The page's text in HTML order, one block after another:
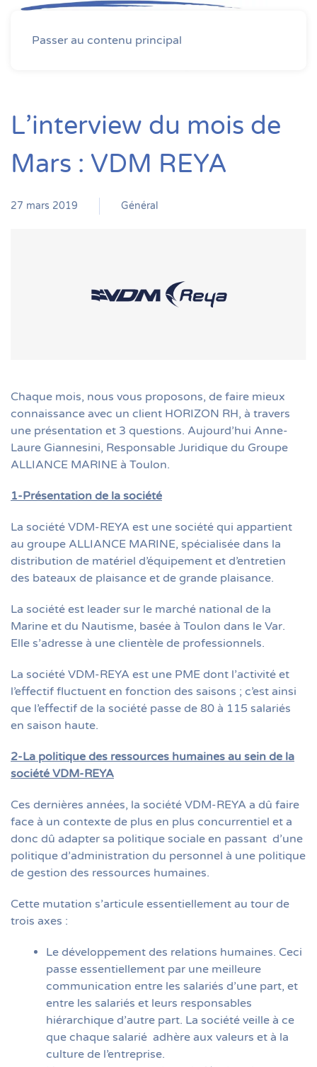
Passer au contenu principal
L’interview du mois de
Mars : VDM REYA
27 mars 2019 Général
Chaque mois, nous vous proposons, de faire mieux
connaissance avec un client HORIZON RH, à travers
une présentation et 3 questions. Aujourd’hui Anne-
Laure Giannesini, Responsable Juridique du Groupe
ALLIANCE MARINE à Toulon.
1-Présentation de la société
La société VDM-REYA est une société qui appartient
au groupe ALLIANCE MARINE, spécialisée dans la
distribution de matériel d’équipement et d’entretien
des bateaux de plaisance et de grande plaisance.
La société est leader sur le marché national de la
Marine et du Nautisme, basée à Toulon dans le Var.
Elle s’adresse à une clientèle de professionnels.
La société VDM-REYA est une PME dont l’activité et
l’effectif fluctuent en fonction des saisons ; c’est ainsi
que l’effectif de la société passe de 80 à 115 salariés
en saison haute.
2-La politique des ressources humaines au sein de la
société VDM-REYA
Ces dernières années, la société VDM-REYA a dû faire
face à un contexte de plus en plus concurrentiel et a
donc dû adapter sa politique sociale en passant d’une
politique d’administration du personnel à une politique
de gestion des ressources humaines.
Cette mutation s’articule essentiellement au tour de
trois axes :
Le développement des relations humaines. Ceci
passe essentiellement par une meilleure
communication entre les salariés d’une part, et
entre les salariés et leurs responsables
hiérarchique d’autre part. La société veille à ce
que chaque salarié adhère aux valeurs et à la
culture de l’entreprise.